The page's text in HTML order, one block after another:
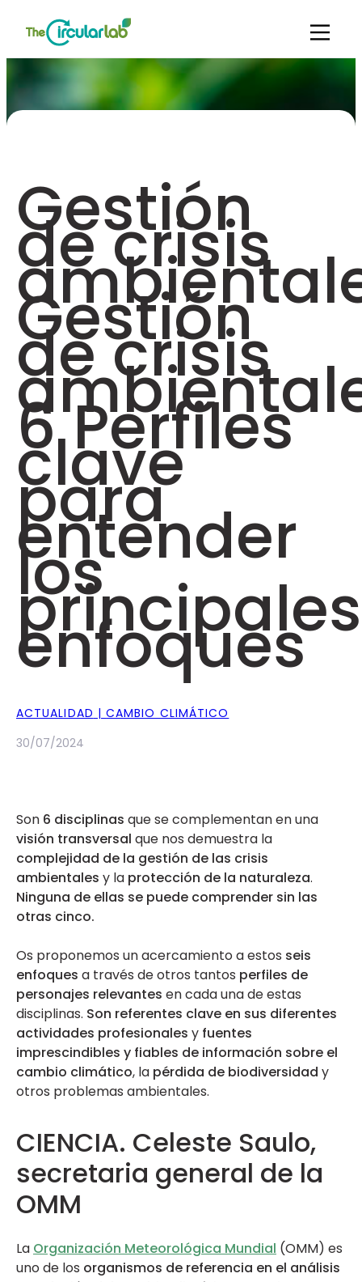
Gestión
de crisis
Gestión
de crisis
6 Perfiles
clave
para
entender
los
principales
enfoques
ACTUALIDAD
CAMBIO CLIMÁTICO
30/07/2024
Son 6 disciplinas que se complementan en una
visión transversal que nos demuestra la
complejidad de la gestión de las crisis
ambientales y la protección de la naturaleza.
Ninguna de ellas se puede comprender sin las
otras cinco.
Os proponemos un acercamiento a estos seis
enfoques a través de otros tantos perfiles de
personajes relevantes en cada una de estas
disciplinas. Son referentes clave en sus diferentes
actividades profesionales y fuentes
imprescindibles y fiables de información sobre el
cambio climático, la pérdida de biodiversidad y
otros problemas ambientales.
CIENCIA. Celeste Saulo,
secretaria general de la
OMM
La Organización Meteorológica Mundial (OMM) es
uno de los organismos de referencia en el análisis